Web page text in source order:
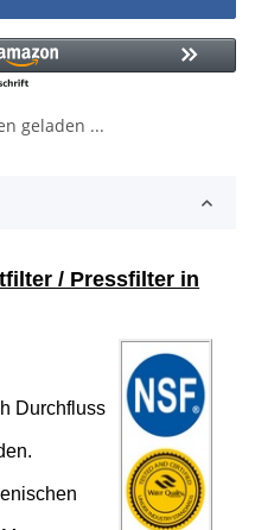
geladen ...
/ Pressfilter in
Durchfluss